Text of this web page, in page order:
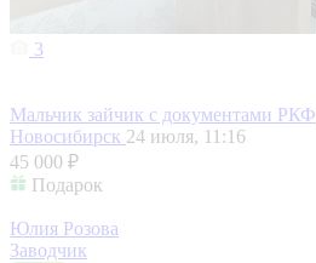
3
Мальчик зайчик с документами РКФ
Новосибирск 24 июля, 11:16
45 000 ₽
Подарок
Юлия Розова
Заводчик